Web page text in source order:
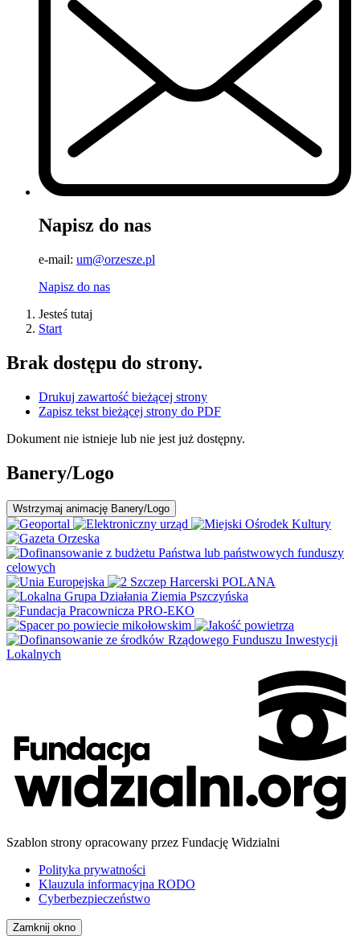
Napisz do nas
e-mail: um@orzesze.pl
Napisz do nas
Jesteś tutaj
Start
Brak dostępu do strony.
Drukuj zawartość bieżącej strony
Zapisz tekst bieżącej strony do PDF
Dokument nie istnieje lub nie jest już dostępny.
Banery/Logo
Wstrzymaj animację Banery/Logo
Szablon strony opracowany przez Fundację Widzialni
Polityka prywatności
Klauzula informacyjna RODO
Cyberbezpieczeństwo
Zamknij okno